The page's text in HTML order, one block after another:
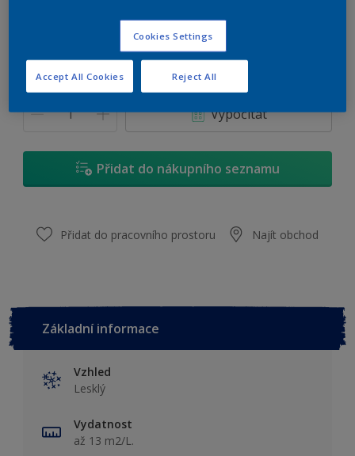
2,5 L
Množství Kalkulačka pro výpočet barvy
Vypočítat
Přidat do nákupního seznamu
Přidat do pracovního prostoru Najít obchod
Základní informace
Vzhled
Lesklý
Vydatnost
až 13 m2/L.
Cookies Settings
Reject All
Accept All Cookies